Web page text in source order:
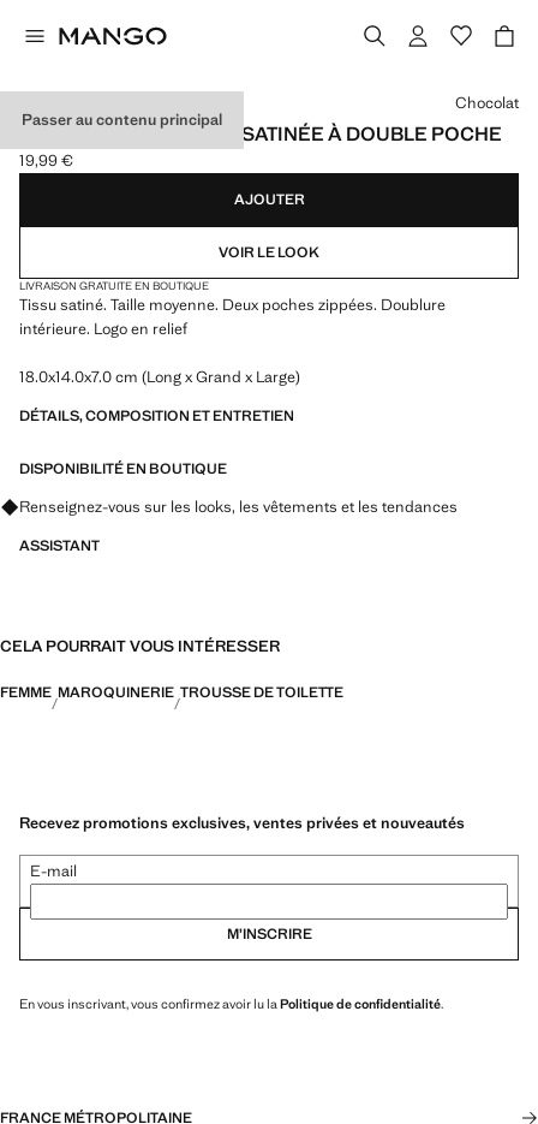
Passer au contenu principal
TROUSSE DE TOILETTE SATINÉE À DOUBLE POCHE
Prix actuel [19,99 € ]
19,99 €
Choisissez une couleur
Chocolat
AJOUTER
VOIR LE LOOK
LIVRAISON GRATUITE EN BOUTIQUE
Tissu satiné. Taille moyenne. Deux poches zippées. Doublure
intérieure. Logo en relief
18.0x14.0x7.0 cm (Long x Grand x Large)
DÉTAILS, COMPOSITION ET ENTRETIEN
DISPONIBILITÉ EN BOUTIQUE
Renseignez-vous sur les looks, les vêtements et les tendances
ASSISTANT
CELA POURRAIT VOUS INTÉRESSER
FEMME MAROQUINERIE TROUSSE DE TOILETTE
Recevez promotions exclusives, ventes privées et nouveautés
E-mail
M’INSCRIRE
En vous inscrivant, vous confirmez avoir lu la Politique de confidentialité.
FRANCE MÉTROPOLITAINE